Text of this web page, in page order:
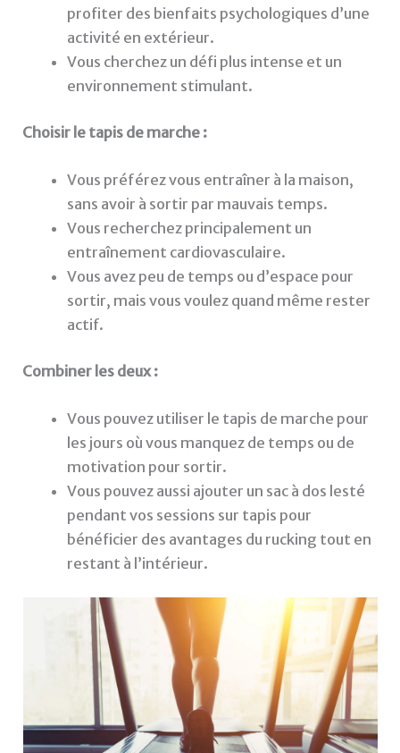
profiter des bienfaits psychologiques d’une
activité en extérieur.
Vous cherchez un défi plus intense et un
environnement stimulant.
Choisir le tapis de marche :
Vous préférez vous entraîner à la maison,
sans avoir à sortir par mauvais temps.
Vous recherchez principalement un
entraînement cardiovasculaire.
Vous avez peu de temps ou d’espace pour
sortir, mais vous voulez quand même rester
actif.
Combiner les deux :
Vous pouvez utiliser le tapis de marche pour
les jours où vous manquez de temps ou de
motivation pour sortir.
Vous pouvez aussi ajouter un sac à dos lesté
pendant vos sessions sur tapis pour
bénéficier des avantages du rucking tout en
restant à l’intérieur.